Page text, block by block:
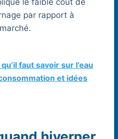
le faible coût de
par rapport à
faut savoir sur l’eau
et idées